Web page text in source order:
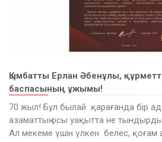
Қымбатты Ерлан Әбенұлы,
баспасының ұжымы!
70 жыл! Бұл былай қарағанда бір
азаматтың осы уақытта не
Ал мекеме үшін үлкен белес, қоғам